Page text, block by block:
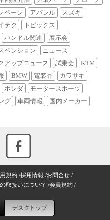
ペーン アパレル
スズキ
テク
トピックス
ハンドル関連
展示会
ペンション
ニュース
アップニュース 試乗会
KTM
BMW 電装品
カワサキ
ホンダ
モータースポーツ
グ 車両情報
国内メーカー
規約 採用情報 お問合せ
取扱いについて 会員規約
デスクトップ